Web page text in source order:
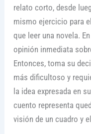
relato corto, desde
mismo ejercicio para
que leer una novela.
opinión inmediata
Entonces, toma su
más dificultoso y
la idea expresada en
cuento representa
visión de un cuadro y